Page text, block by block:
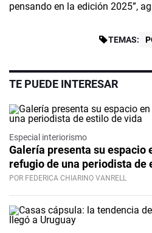
pensando en la edición 2025”,
TEMAS:
TE PUEDE INTERESAR
Especial interiorismo
Galería presenta su espacio
refugio de una periodista de
POR FEDERICA CHIARINO VANRELL